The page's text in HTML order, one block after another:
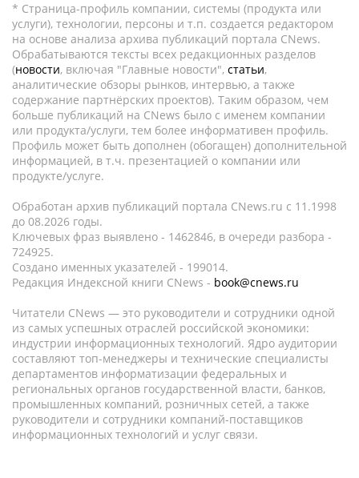
* Страница-профиль компании, системы (продукта или
услуги), технологии, персоны и т.п. создается редактором
на основе анализа архива публикаций портала CNews.
Обрабатываются тексты всех редакционных разделов
(новости, включая "Главные новости", статьи,
аналитические обзоры рынков, интервью, а также
содержание партнёрских проектов). Таким образом, чем
больше публикаций на CNews было с именем компании
или продукта/услуги, тем более информативен профиль.
Профиль может быть дополнен (обогащен) дополнительной
информацией, в т.ч. презентацией о компании или
продукте/услуге.
Обработан архив публикаций портала CNews.ru c 11.1998
до 08.2026 годы.
Ключевых фраз выявлено - 1462846, в очереди разбора -
724925.
Создано именных указателей - 199014.
Редакция Индексной книги CNews - book@cnews.ru
Читатели CNews — это руководители и сотрудники одной
из самых успешных отраслей российской экономики:
индустрии информационных технологий. Ядро аудитории
составляют топ-менеджеры и технические специалисты
департаментов информатизации федеральных и
региональных органов государственной власти, банков,
промышленных компаний, розничных сетей, а также
руководители и сотрудники компаний-поставщиков
информационных технологий и услуг связи.